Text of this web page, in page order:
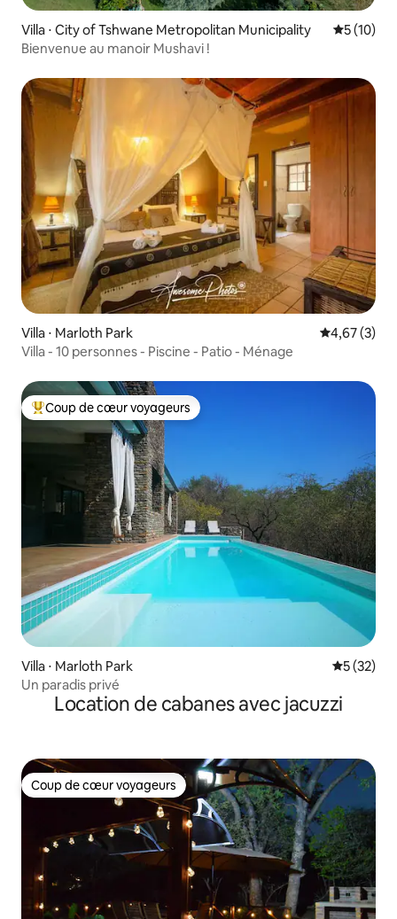
Villa ⋅ City of Tshwane Metropolitan Municipality
5 (10)
Bienvenue au manoir Mushavi !
Villa ⋅ Marloth Park Évaluation
4,67 (3)
Villa - 10 personnes - Piscine - Patio - Ménage
Coups de cœur voyageurs les plus appréciés
Coup de cœur voyageurs
Villa ⋅ Marloth Park
5 (32)
Un paradis privé
Location de cabanes avec jacuzzi
Coup de cœur voyageurs
Coup de cœur voyageurs